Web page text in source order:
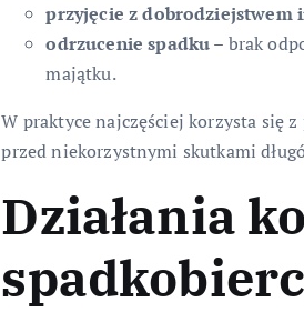
przyjęcie z dobrodziejstwem
odrzucenie spadku– brak
majątku.
W praktyce najczęściej korzysta się
przed niekorzystnymi skutkami
Działania